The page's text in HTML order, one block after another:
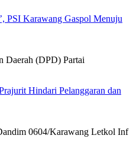
PSI Karawang Gaspol Menuju
(DPD) Partai
Hindari Pelanggaran dan
0604/Karawang Letkol Inf